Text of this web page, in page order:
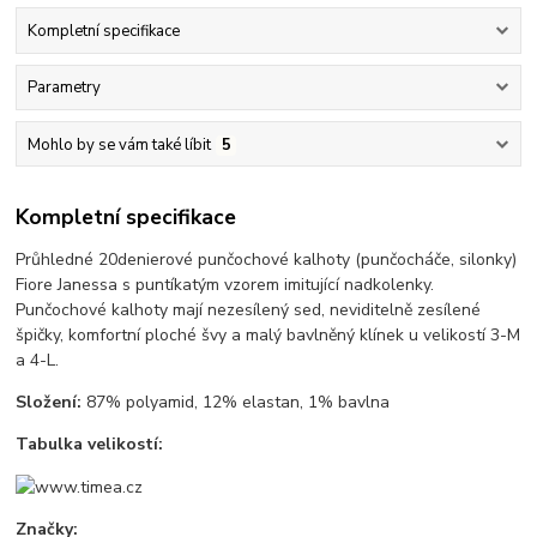
Kompletní specifikace
Parametry
Mohlo by se vám také líbit 5
Kompletní specifikace
Průhledné 20denierové punčochové kalhoty (punčocháče, silonky)
Fiore Janessa s puntíkatým vzorem imitující nadkolenky.
Punčochové kalhoty mají nezesílený sed, neviditelně zesílené
špičky, komfortní ploché švy a malý bavlněný klínek u velikostí 3-M
a 4-L.
Složení: 87% polyamid, 12% elastan, 1% bavlna
Tabulka velikostí:
Značky: